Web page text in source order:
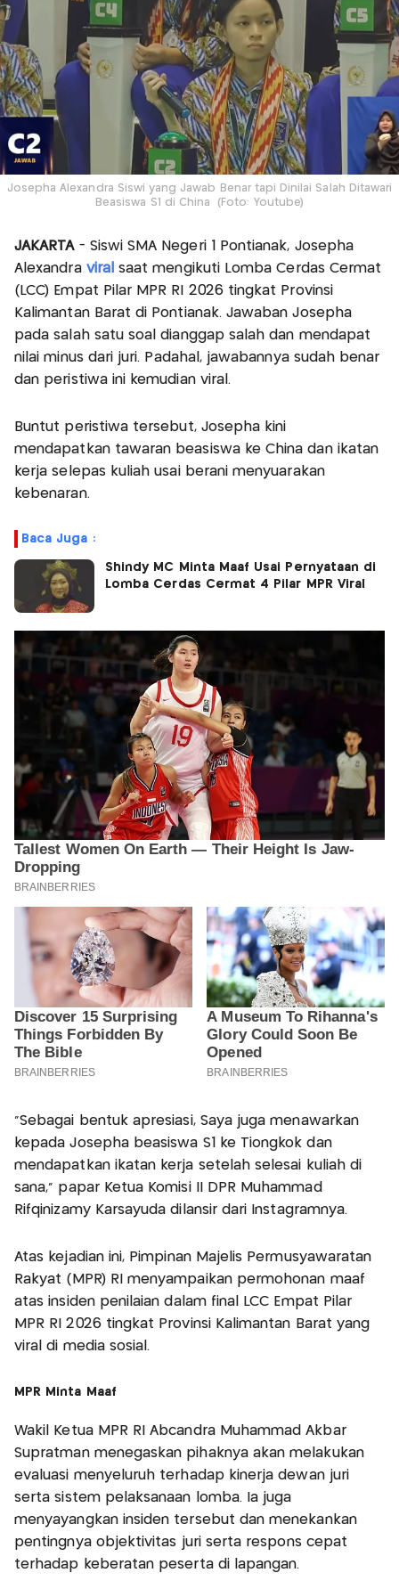
Josepha Alexandra Siswi yang Jawab Benar tapi Dinilai Salah Ditawari
Beasiswa S1 di China (Foto: Youtube)
JAKARTA- Siswi SMA Negeri 1 Pontianak, Josepha
Alexandra viral saat mengikuti Lomba Cerdas Cermat
(LCC) Empat Pilar MPR RI 2026 tingkat Provinsi
Kalimantan Barat di Pontianak. Jawaban Josepha
pada salah satu soal dianggap salah dan mendapat
nilai minus dari juri. Padahal, jawabannya sudah benar
dan peristiwa ini kemudian viral.
Buntut peristiwa tersebut, Josepha kini
mendapatkan tawaran beasiswa ke China dan ikatan
kerja selepas kuliah usai berani menyuarakan
kebenaran.
Baca Juga :
Shindy MC Minta Maaf Usai Pernyataan di
Lomba Cerdas Cermat 4 Pilar MPR Viral
"Sebagai bentuk apresiasi, Saya juga menawarkan
kepada Josepha beasiswa S1 ke Tiongkok dan
mendapatkan ikatan kerja setelah selesai kuliah di
sana," papar Ketua Komisi II DPR Muhammad
Rifqinizamy Karsayuda dilansir dari Instagramnya.
Atas kejadian ini, Pimpinan Majelis Permusyawaratan
Rakyat (MPR) RI menyampaikan permohonan maaf
atas insiden penilaian dalam final LCC Empat Pilar
MPR RI 2026 tingkat Provinsi Kalimantan Barat yang
viral di media sosial.
MPR Minta Maaf
Wakil Ketua MPR RI Abcandra Muhammad Akbar
Supratman menegaskan pihaknya akan melakukan
evaluasi menyeluruh terhadap kinerja dewan juri
serta sistem pelaksanaan lomba. Ia juga
menyayangkan insiden tersebut dan menekankan
pentingnya objektivitas juri serta respons cepat
terhadap keberatan peserta di lapangan.